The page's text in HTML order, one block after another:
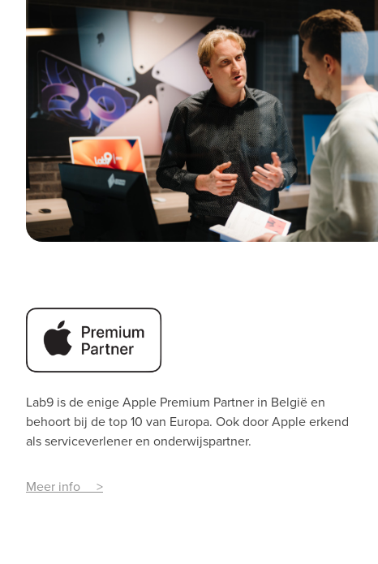
Lab9 is de enige Apple Premium Partner in België en
behoort bij de top 10 van Europa. Ook door Apple erkend
als serviceverlener en onderwijspartner.
Meer info >